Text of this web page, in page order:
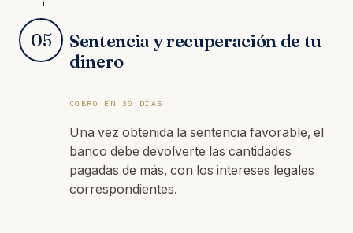
05
Sentencia y recuperación de tu
dinero
COBRO EN 30 DÍAS
Una vez obtenida la sentencia favorable, el
banco debe devolverte las cantidades
pagadas de más, con los intereses legales
correspondientes.